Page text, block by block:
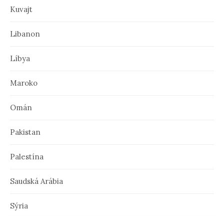
Kuvajt
Libanon
Líbya
Maroko
Omán
Pakistan
Palestína
Saudská Arábia
Sýria